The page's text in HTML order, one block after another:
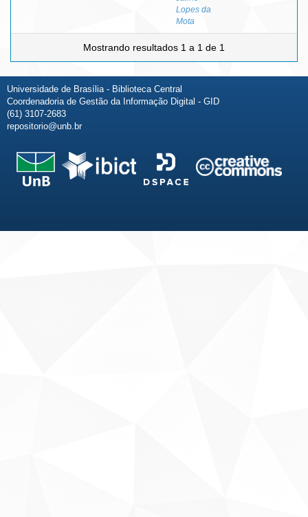
Lopes da
Mota
Mostrando resultados 1 a 1 de 1
Universidade de Brasília - Biblioteca Central
Coordenadoria de Gestão da Informação Digital - GID
(61) 3107-2683
repositorio@unb.br